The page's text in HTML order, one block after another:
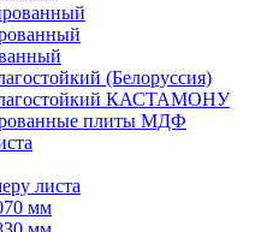
(Белоруссия)
КАСТАМОНУ
плиты МДФ
листа
мм